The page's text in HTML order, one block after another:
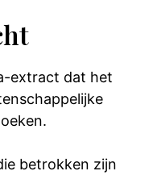
extract dat het
betrokken zijn